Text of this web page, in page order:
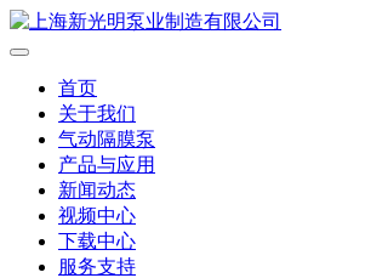
首页
关于我们
气动隔膜泵
产品与应用
新闻动态
视频中心
下载中心
服务支持